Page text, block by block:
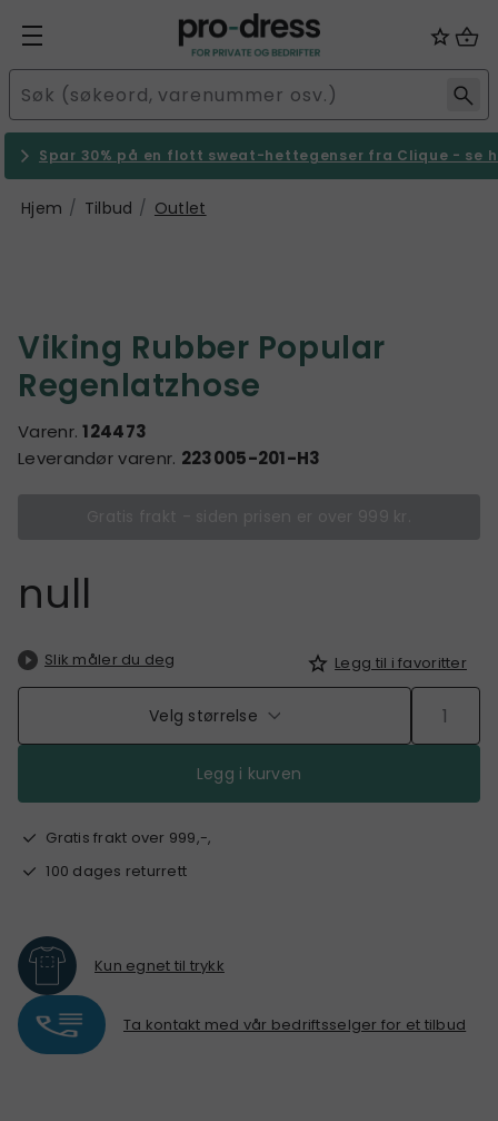
Spar 30% på en flott sweat-hettegenser fra Clique - se
Hjem Tilbud Outlet
Viking Rubber Popular
Regenlatzhose
Varenr.124473
Leverandør varenr. 223005-201-H3
null
Slik måler du deg Legg til i favoritter
Velg størrelse
Legg i kurven
Gratis frakt over 999,-,
100 dages returrett
Kun egnet til trykk
Ta kontakt med vår bedriftsselger for et tilbud